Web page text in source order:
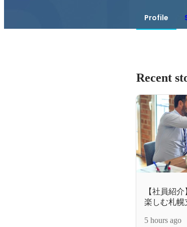
Profile
Recent
【社員紹
楽しむ札幌
5 hours ago